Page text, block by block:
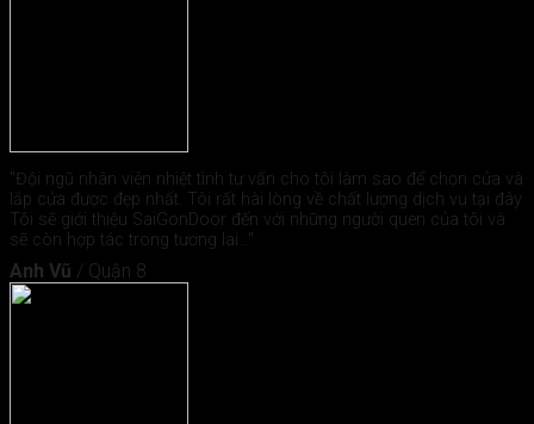
"Đội ngũ nhân viên nhiệt tình tư vấn cho tôi làm sao để chọn cửa và
lắp cửa được đẹp nhất. Tôi rất hài lòng về chất lượng dịch vụ tại đây.
Tôi sẽ giới thiệu SaiGonDoor đến với những người quen của tôi và
sẽ còn hợp tác trong tương lai..."
Anh Vũ / Quận 8